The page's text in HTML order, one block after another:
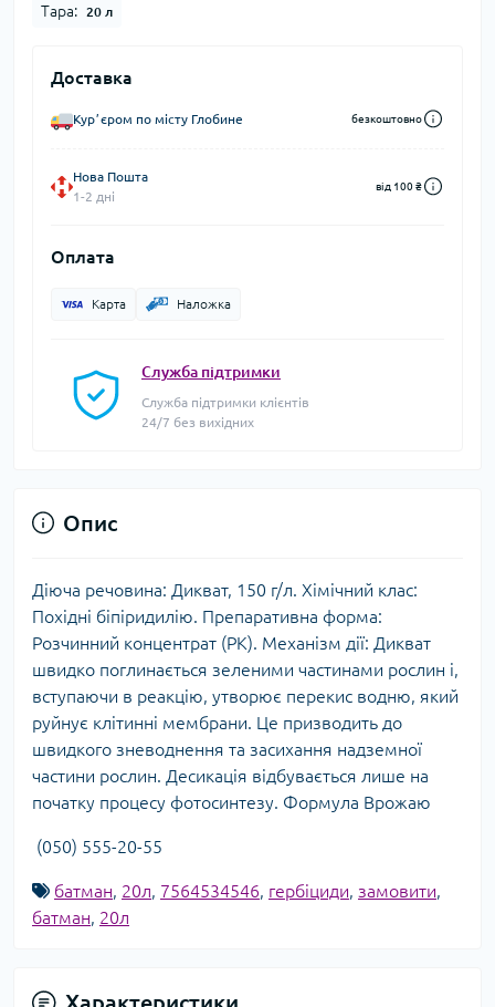
Тара: 20 л
Доставка
Курʼєром по місту Глобине безкоштовно
Нова Пошта
1-2 дні
від 100 ₴
Оплата
Карта Наложка
Служба підтримки
Служба підтримки клієнтів
24/7 без вихідних
Опис
Діюча речовина: Дикват, 150 г/л. Хімічний клас:
Похідні біпіридилію. Препаративна форма:
Розчинний концентрат (РК). Механізм дії: Дикват
швидко поглинається зеленими частинами рослин і,
вступаючи в реакцію, утворює перекис водню, який
руйнує клітинні мембрани. Це призводить до
швидкого зневоднення та засихання надземної
частини рослин. Десикація відбувається лише на
початку процесу фотосинтезу. Формула Врожаю
(050) 555-20-55
батман, 20л, 7564534546, гербіциди, замовити,
батман, 20л